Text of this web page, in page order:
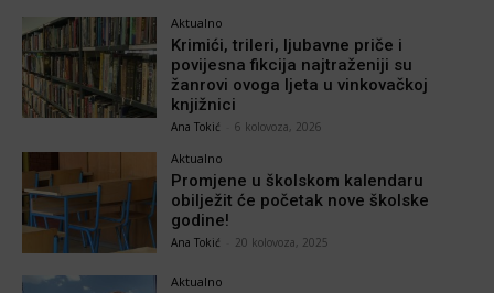
Aktualno
Krimići, trileri, ljubavne priče i
povijesna fikcija najtraženiji su
žanrovi ovoga ljeta u vinkovačkoj
knjižnici
Ana Tokić 6 kolovoza, 2026
Aktualno
Promjene u školskom kalendaru
obilježit će početak nove školske
godine!
Ana Tokić 20 kolovoza, 2025
Aktualno